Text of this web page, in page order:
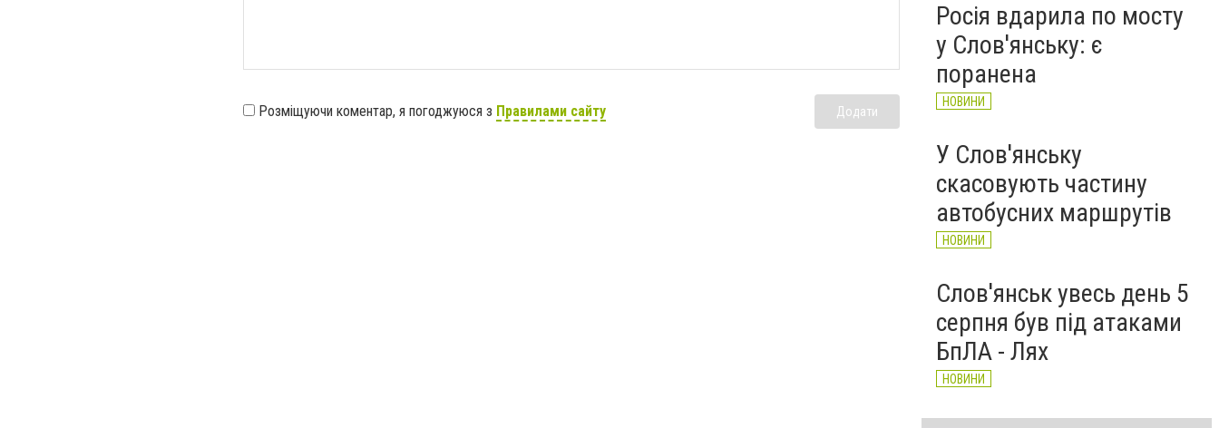
Розміщуючи коментар, я погоджуюся з Правилами сайту Додати
Росія вдарила по мосту
у Слов'янську: є
поранена
НОВИНИ
У Слов'янську
скасовують частину
автобусних маршрутів
НОВИНИ
Слов'янськ увесь день 5
серпня був під атаками
БпЛА - Лях
НОВИНИ